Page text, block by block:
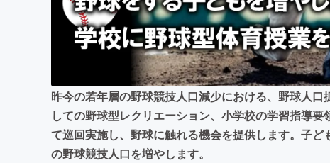
昨今の若年層の野球競技人口減少における、野球人
しての野球型レクリエーション、小学校の学習指導
て巡回実施し、野球に触れる機会を提供します。子
の野球競技人口を増やします。